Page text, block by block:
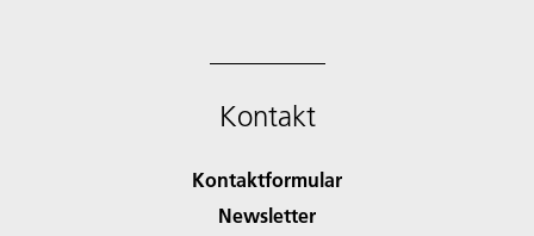
Kontakt
Kontaktformular
Newsletter